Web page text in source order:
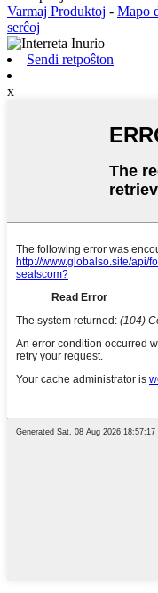
Varmaj Produktoj - Mapo
serĉoj
Sendi retpoŝton
x